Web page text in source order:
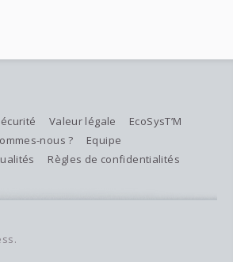
Valeur légale
EcoSysT’M
nous ?
Equipe
Règles de confidentialités